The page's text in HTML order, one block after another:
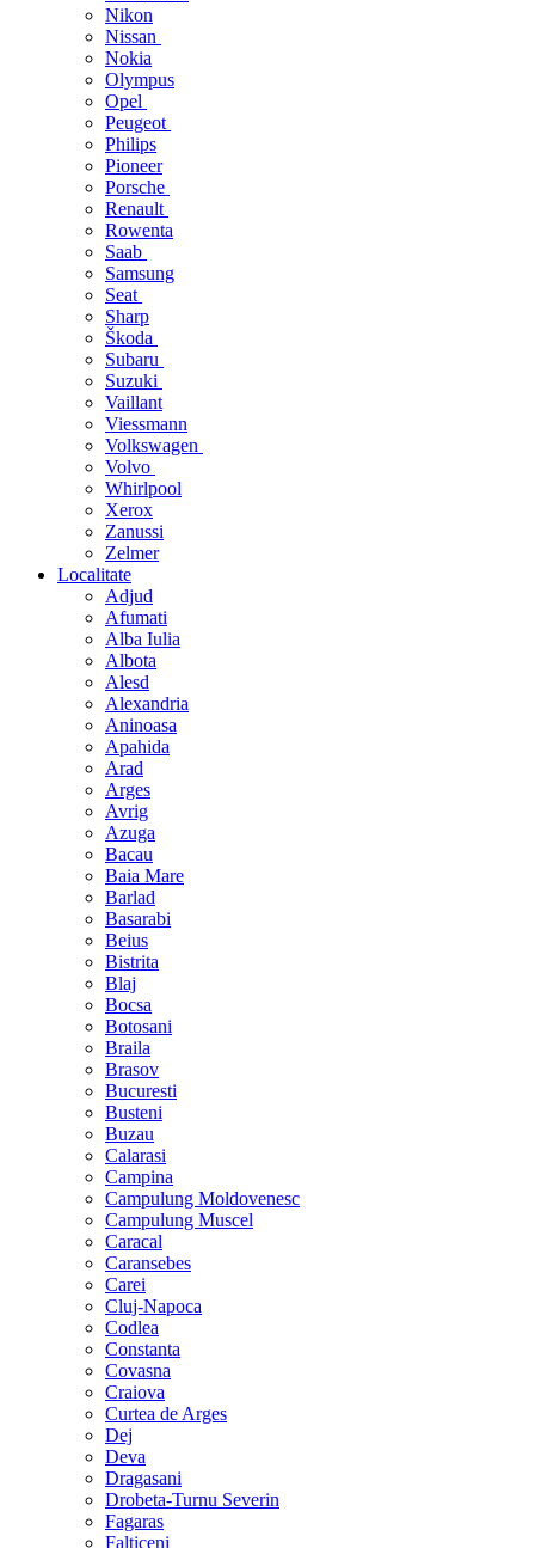
Nikon
Nissan
Nokia
Olympus
Opel
Peugeot
Philips
Pioneer
Porsche
Renault
Rowenta
Saab
Samsung
Seat
Sharp
Škoda
Subaru
Suzuki
Vaillant
Viessmann
Volkswagen
Volvo
Whirlpool
Xerox
Zanussi
Zelmer
Localitate
Adjud
Afumati
Alba Iulia
Albota
Alesd
Alexandria
Aninoasa
Apahida
Arad
Arges
Avrig
Azuga
Bacau
Baia Mare
Barlad
Basarabi
Beius
Bistrita
Blaj
Bocsa
Botosani
Braila
Brasov
Bucuresti
Busteni
Buzau
Calarasi
Campina
Campulung Moldovenesc
Campulung Muscel
Caracal
Caransebes
Carei
Cluj-Napoca
Codlea
Constanta
Covasna
Craiova
Curtea de Arges
Dej
Deva
Dragasani
Drobeta-Turnu Severin
Fagaras
Falticeni